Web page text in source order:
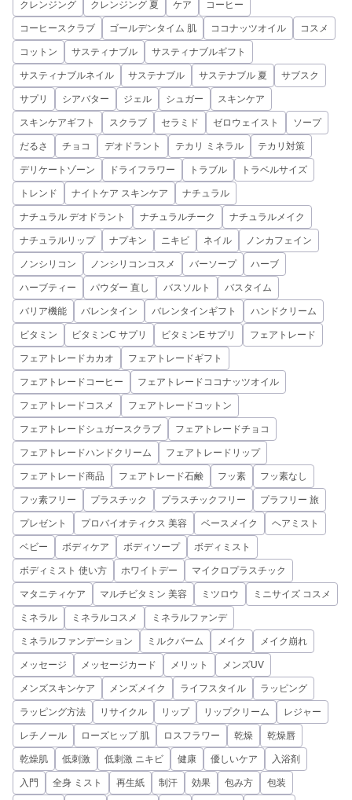
クレンジング クレンジング 夏 ケア コーヒー
コーヒースクラブ ゴールデンタイム 肌 ココナッツオイル コスメ
コットン サスティナブル サスティナブルギフト
サスティナブルネイル サステナブル サステナブル 夏 サブスク
サプリ シアバター ジェル シュガー スキンケア
スキンケアギフト スクラブ セラミド ゼロウェイスト ソープ
だるさ チョコ デオドラント テカリ ミネラル テカリ対策
デリケートゾーン ドライフラワー トラブル トラベルサイズ
トレンド ナイトケア スキンケア ナチュラル
ナチュラル デオドラント ナチュラルチーク ナチュラルメイク
ナチュラルリップ ナプキン ニキビ ネイル ノンカフェイン
ノンシリコン ノンシリコンコスメ バーソープ ハーブ
ハーブティー パウダー 直し バスソルト バスタイム
バリア機能 バレンタイン バレンタインギフト ハンドクリーム
ビタミン ビタミンC サプリ ビタミンE サプリ フェアトレード
フェアトレードカカオ フェアトレードギフト
フェアトレードコーヒー フェアトレードココナッツオイル
フェアトレードコスメ フェアトレードコットン
フェアトレードシュガースクラブ フェアトレードチョコ
フェアトレードハンドクリーム フェアトレードリップ
フェアトレード商品 フェアトレード石鹸 フッ素 フッ素なし
フッ素フリー プラスチック プラスチックフリー プラフリー 旅
プレゼント プロバイオティクス 美容 ベースメイク ヘアミスト
ベビー ボディケア ボディソープ ボディミスト
ボディミスト 使い方 ホワイトデー マイクロプラスチック
マタニティケア マルチビタミン 美容 ミツロウ ミニサイズ コスメ
ミネラル ミネラルコスメ ミネラルファンデ
ミネラルファンデーション ミルクバーム メイク メイク崩れ
メッセージ メッセージカード メリット メンズUV
メンズスキンケア メンズメイク ライフスタイル ラッピング
ラッピング方法 リサイクル リップ リップクリーム レジャー
レチノール ローズヒップ 肌 ロスフラワー 乾燥 乾燥唇
乾燥肌 低刺激 低刺激 ニキビ 健康 優しいケア 入浴剤
入門 全身 ミスト 再生紙 制汗 効果 包み方 包装